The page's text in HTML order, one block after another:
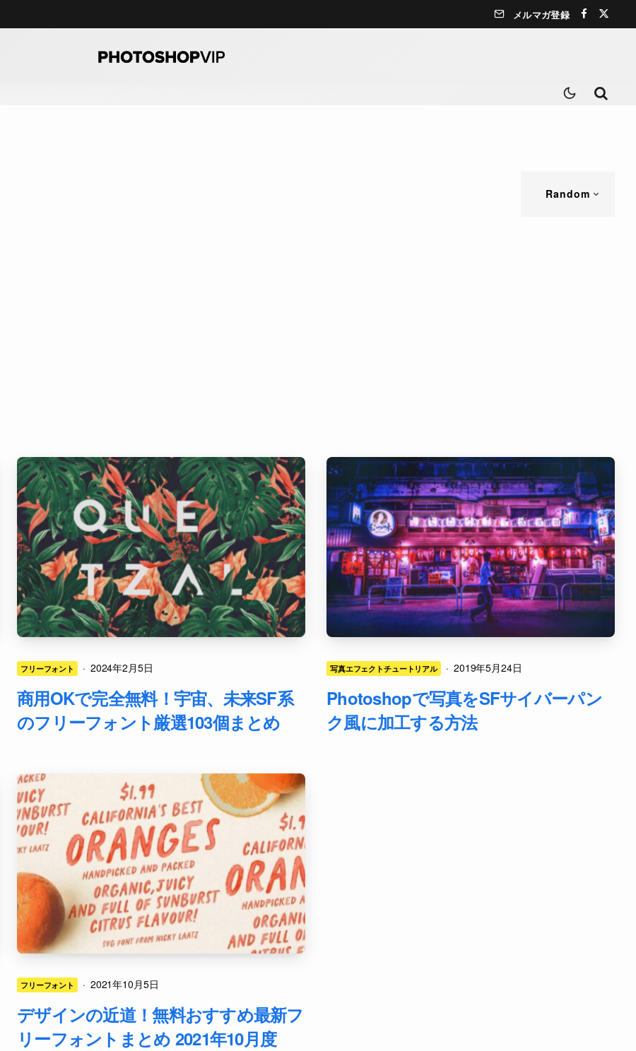
メルマガ登録
Random
フリーフォント · 2024年2月5日
商用OKで完全無料！宇宙、未来SF系
のフリーフォント厳選103個まとめ
写真エフェクトチュートリアル · 2019年5月24日
Photoshopで写真をSFサイバーパン
ク風に加工する方法
フリーフォント · 2021年10月5日
デザインの近道！無料おすすめ最新フ
リーフォントまとめ 2021年10月度